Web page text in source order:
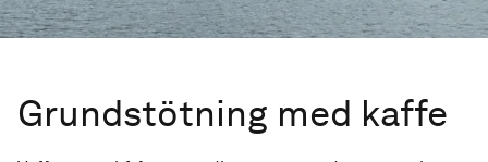
Grundstötning med kaffe